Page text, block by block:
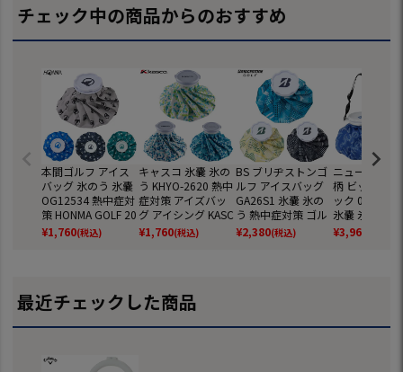
チェック中の商品からのおすすめ
本間ゴルフ アイス
バッグ 氷のう 氷嚢
OG12534 熱中症対
策 HONMA GOLF 20
26年モデル 日本正
規品
¥1,760(税込)
キャスコ 氷嚢 氷の
う KHYO-2620 熱中
症対策 アイズバッ
グ アイシング KASC
O 2026春夏モデル
日本正規品
¥1,760(税込)
BS ブリヂストンゴ
ルフ アイスバッグ
GA26S1 氷嚢 氷の
う 熱中症対策 ゴル
フ BRIDGESTONE
GOLF 2026年モデ
¥2,380(税込)
ニューバラン
柄 ビッグアイ
ック 012-
氷嚢 氷のう
ング 熱中症対
w balance
¥3,960
最近チェックした商品